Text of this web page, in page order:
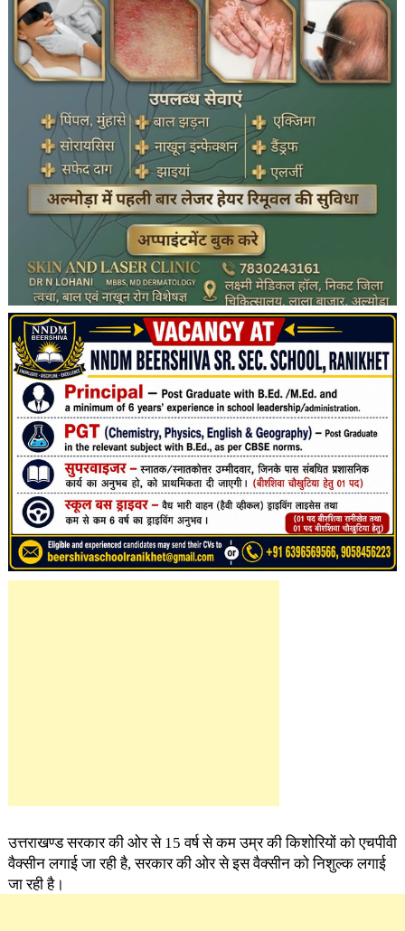
उत्तराखण्ड सरकार की ओर से 15 वर्ष से कम उम्र की किशोरियों को एचपीवी
वैक्सीन लगाई जा रही है, सरकार की ओर से इस वैक्सीन को निशुल्क लगाई
जा रही है।